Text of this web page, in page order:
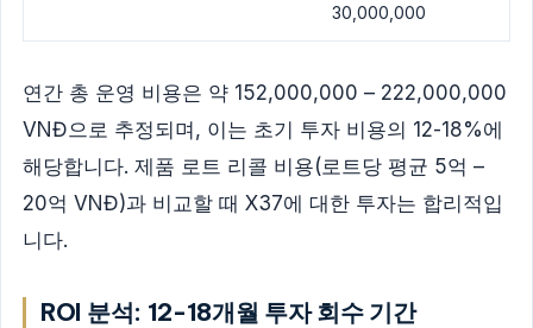
30,000,000
연간 총 운영 비용은 약 152,000,000 – 222,000,000
VNĐ으로 추정되며, 이는 초기 투자 비용의 12-18%에
해당합니다. 제품 로트 리콜 비용(로트당 평균 5억 –
20억 VNĐ)과 비교할 때 X37에 대한 투자는 합리적입
니다.
ROI 분석: 12-18개월 투자 회수 기간